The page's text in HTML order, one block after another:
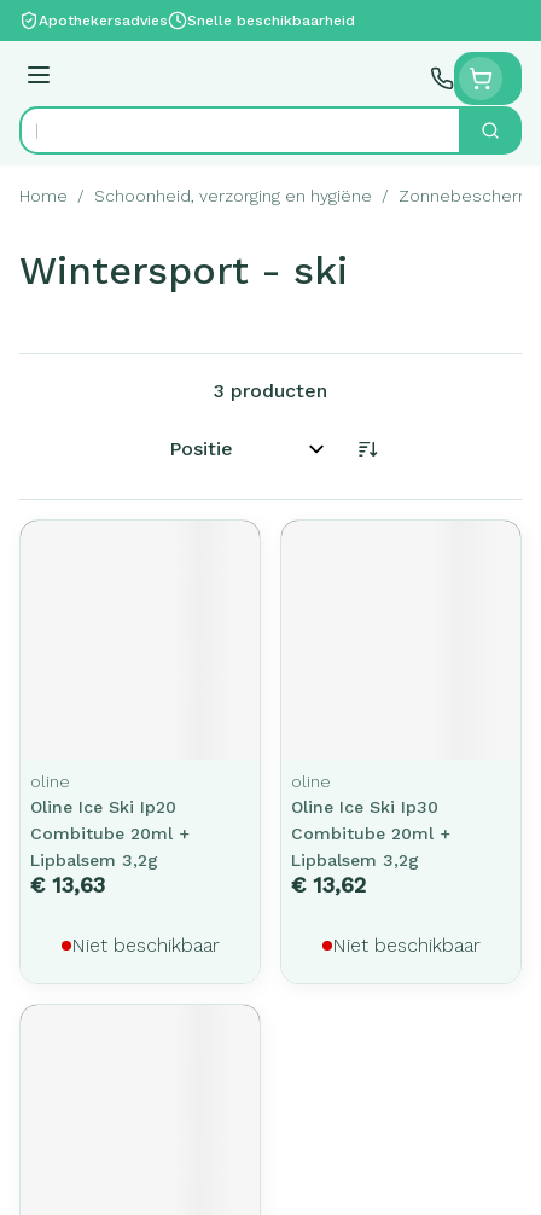
Ga naar de inhoud
Apothekersadvies Snelle beschikbaarheid
Menu
Product, merk, categorie... Zoek
Home / Schoonheid, verzorging en hygiëne /
Wintersport - ski
3 producten
Sorteer op:
oline
Oline Ice Ski Ip20
Combitube 20ml +
Lipbalsem 3,2g
€ 13,63
Niet beschikbaar
oline
Oline Ice Ski Ip30
Combitube 20ml +
Lipbalsem 3,2g
€ 13,62
Niet beschikbaar